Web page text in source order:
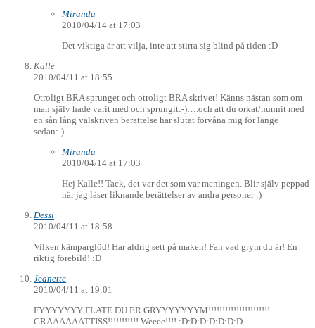
Miranda
2010/04/14 at 17:03
Det viktiga är att vilja, inte att stirra sig blind på tiden :D
Kalle
2010/04/11 at 18:55
Otroligt BRA sprunget och otroligt BRA skrivet! Känns nästan som om
man själv hade varit med och sprungit:-)….och att du orkat/hunnit med
en sån lång välskriven berättelse har slutat förvåna mig för länge
sedan:-)
Miranda
2010/04/14 at 17:03
Hej Kalle!! Tack, det var det som var meningen. Blir själv peppad
när jag läser liknande berättelser av andra personer :)
Dessi
2010/04/11 at 18:58
Vilken kämparglöd! Har aldrig sett på maken! Fan vad grym du är! En
riktig förebild! :D
Jeanette
2010/04/11 at 19:01
FYYYYYYY FLATE DU ER GRYYYYYYYM!!!!!!!!!!!!!!!!!!!!!!
GRAAAAAATTISS!!!!!!!!!!! Weeee!!!! :D:D:D:D:D:D:D